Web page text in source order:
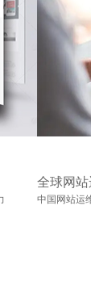
全球网
中国网站运